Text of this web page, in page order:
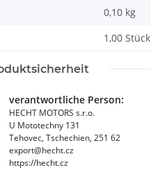
0,10 kg
1,00 Stück
verantwortliche Person:
HECHT MOTORS s.r.o.
U Mototechny 131
Tehovec, Tschechien, 251 62
export@hecht.cz
https://hecht.cz